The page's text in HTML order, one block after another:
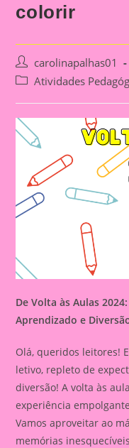
colorir
Post
author:
carolinapalhas01
PostAtividades
De Volta às Aulas
Aprendizado e
Olá, queridos leitores!
letivo, repleto de
diversão! A volta às
experiência
Vamos aproveitar ao
memórias